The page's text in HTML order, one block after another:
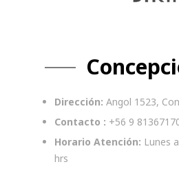
Dirección: Angol 1523,
Contacto : +56 9
Horario Atención: Lunes
hrs